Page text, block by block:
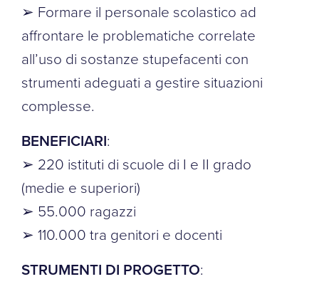
➢ Formare il personale scolastico ad
affrontare le problematiche correlate
all’uso di sostanze stupefacenti con
strumenti adeguati a gestire situazioni
complesse.
BENEFICIARI:
➢ 220 istituti di scuole di I e II grado
(medie e superiori)
➢ 55.000 ragazzi
➢ 110.000 tra genitori e docenti
STRUMENTI DI PROGETTO: